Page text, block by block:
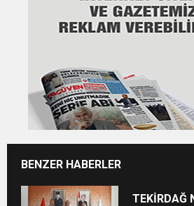
BENZER HABERLER
TEKİRDAĞ